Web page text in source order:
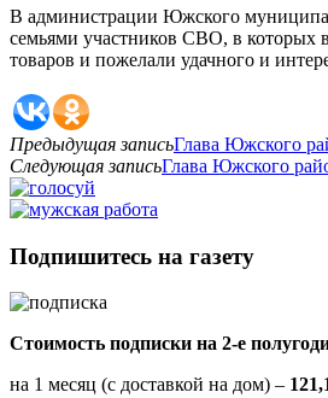
В администрации Южского
семьями участников СВО, в которых
товаров и пожелали удачного и
Предыдущая записьГлава Южского
Следующая записьГлава Южского
Подпишитесь на газету
Стоимость подписки на 2-е
на 1 месяц (с доставкой на дом) –